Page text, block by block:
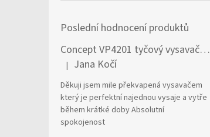
Poslední hodnocení produktů
Concept VP4201 tyčový vysavač / elektrický smeták Tyčový vysavač 2 v 1 AC Suché a mokré Bezsáčkové 0,6 l 90 W Černá, Stříbrná
Hodnocení produktu je 5 z 5 hvězdiček.
| Jana Kočí
Děkuji jsem mile překvapená vysavačem
který je perfektní najednou vysaje a vytře
během krátké doby Absolutní
spokojenost